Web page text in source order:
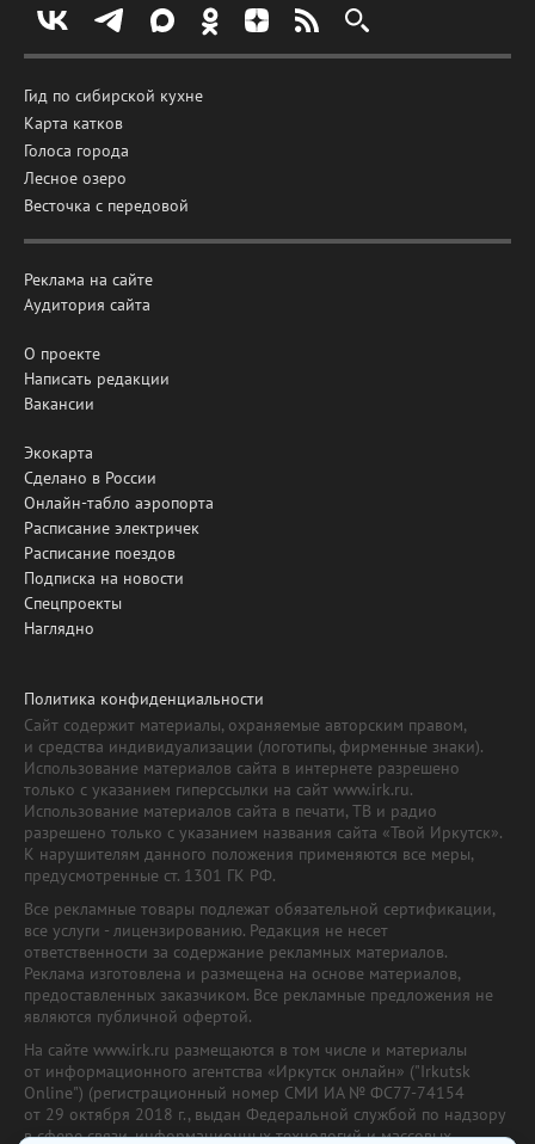
Гид по сибирской кухне
Карта катков
Голоса города
Лесное озеро
Весточка с передовой
Реклама на сайте
Аудитория сайта
О проекте
Написать редакции
Вакансии
Экокарта
Сделано в России
Онлайн-табло аэропорта
Расписание электричек
Расписание поездов
Подписка на новости
Спецпроекты
Наглядно
Политика конфиденциальности
Сайт содержит материалы, охраняемые авторским правом,
и средства индивидуализации (логотипы, фирменные знаки).
Использование материалов сайта в интернете разрешено
только с указанием гиперссылки на сайт www.irk.ru.
Использование материалов сайта в печати, ТВ и радио
разрешено только с указанием названия сайта «Твой Иркутск».
К нарушителям данного положения применяются все меры,
предусмотренные ст. 1301 ГК РФ.
Все рекламные товары подлежат обязательной сертификации,
все услуги - лицензированию. Редакция не несет
ответственности за содержание рекламных материалов.
Реклама изготовлена и размещена на основе материалов,
предоставленных заказчиком. Все рекламные предложения не
являются публичной офертой.
На сайте www.irk.ru размещаются в том числе и материалы
от информационного агентства «Иркутск онлайн» ("Irkutsk
Online") (регистрационный номер СМИ ИА № ФС77-74154
от 29 октября 2018 г., выдан Федеральной службой по надзору
в сфере связи, информационных технологий и массовых